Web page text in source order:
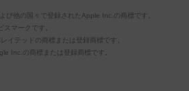
び他の国々で登録されたApple Inc.の商標です。
マークです。
イテッドの商標または登録商標です。
Inc.の商標または登録商標です。